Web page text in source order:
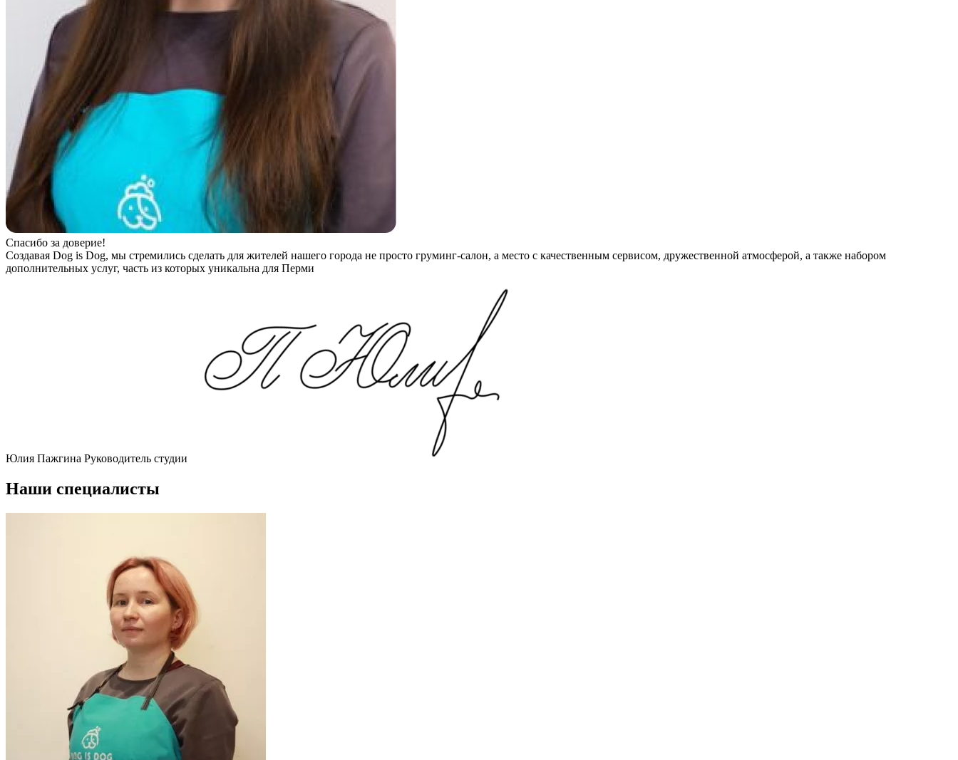
Спасибо за доверие!
Создавая Dog is Dog, мы стремились сделать для жителей нашего города не просто груминг-салон, а место с качественным сервисом, дружественной атмосферой, а также набором
дополнительных услуг, часть из которых уникальна для Перми
Юлия Пажгина Руководитель студии
Наши специалисты